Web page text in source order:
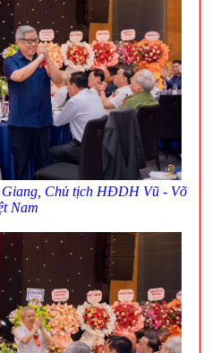
Chủ tịch HĐDH Vũ - Võ
Nam